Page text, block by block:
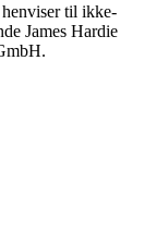
til ikke-
James Hardie